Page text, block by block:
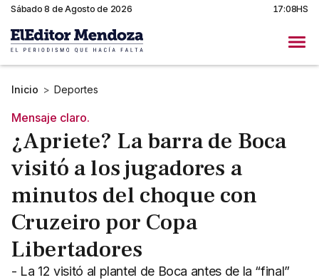
Sábado 8 de Agosto de 2026 17:08HS
Inicio > Deportes
Mensaje claro.
¿Apriete? La barra de Boca
visitó a los jugadores a
minutos del choque con
Cruzeiro por Copa
Libertadores
- La 12 visitó al plantel de Boca antes de la “final”